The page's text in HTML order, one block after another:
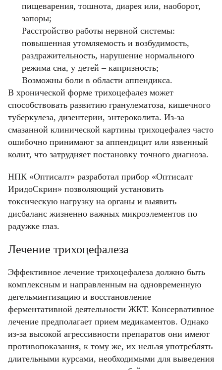
пищеварения, тошнота, диарея или, наоборот,
запоры;
Расстройство работы нервной системы:
повышенная утомляемость и возбудимость,
раздражительность, нарушение нормального
режима сна, у детей – капризность;
Возможны боли в области аппендикса.
В хронической форме трихоцефалез может
способствовать развитию гранулематоза, кишечного
туберкулеза, дизентерии, энтероколита. Из-за
смазанной клинической картины трихоцефалез часто
ошибочно принимают за аппендицит или язвенный
колит, что затрудняет постановку точного диагноза.
НПК «Оптисалт» разработал прибор «Оптисалт
ИридоСкрин» позволяющий установить
токсическую нагрузку на органы и выявить
дисбаланс жизненно важных микроэлементов по
радужке глаз.
Лечение трихоцефалеза
Эффективное лечение трихоцефалеза должно быть
комплексным и направленным на одновременную
дегельминтизацию и восстановление
ферментативной деятельности ЖКТ. Консервативное
лечение предполагает прием медикаментов. Однако
из-за высокой агрессивности препаратов они имеют
противопоказания, к тому же, их нельзя употреблять
длительными курсами, необходимыми для выведения
Email
Фамилия
Имя
Фамилия
Имя